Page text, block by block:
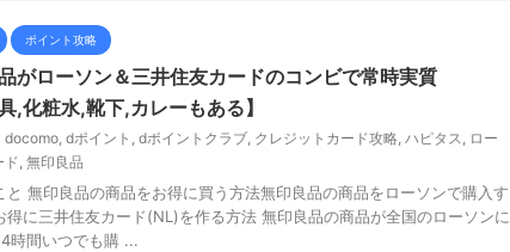
ポイント攻略
がローソン＆三井住友カードのコンビで常時実質
,化粧水,靴下,カレーもある】
docomo, dポイント , dポイントクラブ, クレジットカード攻略, ハピタス, ロー
ド, 無印良品
と 無印良品の商品をお得に買う方法無印良品の商品をローソンで購入す
得に三井住友カード(NL)を作る方法 無印良品の商品が全国のローソンに
時間いつでも購 ...